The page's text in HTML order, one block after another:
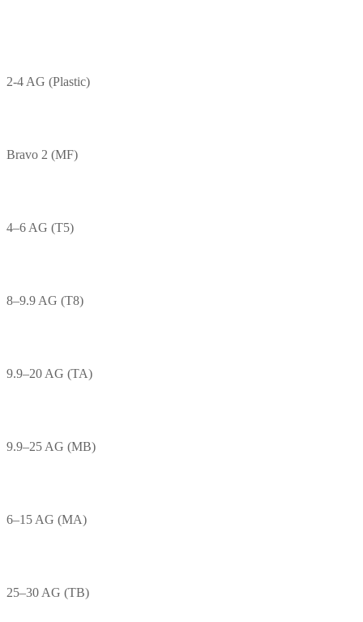
2-4 AG (Plastic)
Bravo 2 (MF)
4–6 AG (T5)
8–9.9 AG (T8)
9.9–20 AG (TA)
9.9–25 AG (MB)
6–15 AG (MA)
25–30 AG (TB)